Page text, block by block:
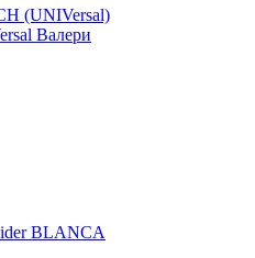
(UNIVersal)
Валери
BLANCA